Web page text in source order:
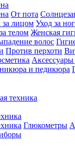
От пота
за лицом Уход за
телом Женская
волос
Против перхоти
и педикюра
техника
Глюкометры